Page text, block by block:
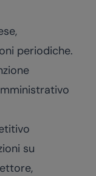
periodiche.
su